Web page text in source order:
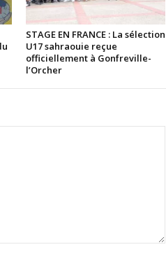
STAGE EN FRANCE : La sélection
U17 sahraouie reçue
officiellement à Gonfreville-
l’Orcher